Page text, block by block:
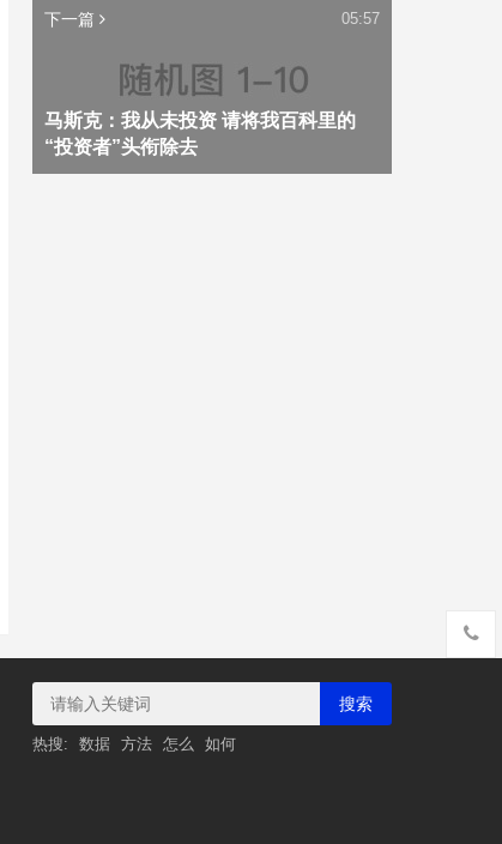
下一篇
马斯克：我从未投资 请将我百科里的
“投资者”头衔除去
05:57
搜索
热搜: 数据 方法 怎么 如何